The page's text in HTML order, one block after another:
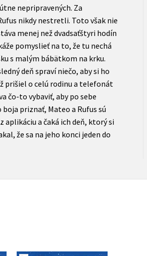
nepripravených. Za
nikdy nestretli. Toto však nie
menej než dvadsaťštyri hodín
pomyslieť na to, že tu nechá
s malým bábätkom na krku.
deň spraví niečo, aby si ho
prišiel o celú rodinu a telefonát
čo-to vybaviť, aby po sebe
priznať, Mateo a Rufus sú
aplikáciu a čaká ich deň, ktorý si
že sa na jeho konci jeden do